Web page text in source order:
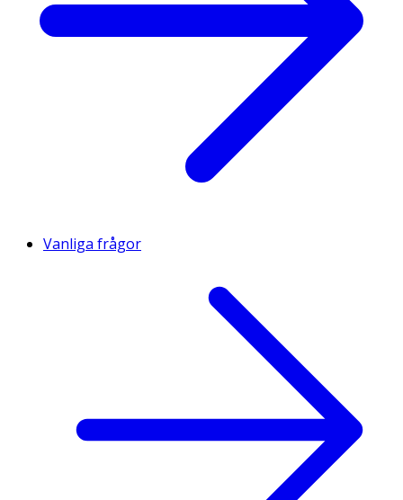
Vanliga frågor